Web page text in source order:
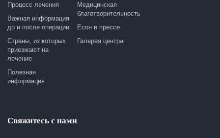
Процесс лечения
Важная информация
до и после операции
Страны, из которых
приезжают на
лечение
Полезная
информация
Медицинская
благотворительность
Есон в прессе
Галерея центра
Свяжитесь с нами